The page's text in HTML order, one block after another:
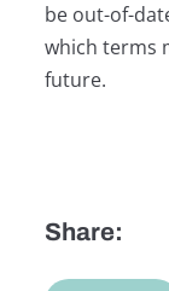
be out-of-
which terms
future.
Share: